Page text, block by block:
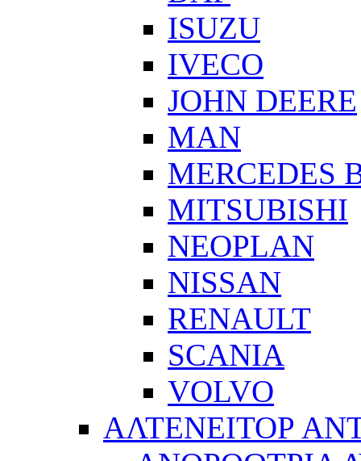
ISUZU
IVECO
JOHN DEERE
MAN
MERCEDES
MITSUBISHI
NEOPLAN
NISSAN
RENAULT
SCANIA
VOLVO
ΑΛΤΕΝΕΙΤΟΡ